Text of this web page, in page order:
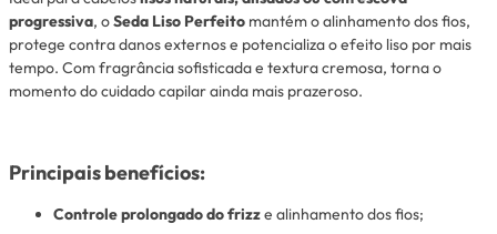
progressiva, oSeda Liso Perfeito mantém o alinhamento dos fios,
protege contra danos externos e potencializa o efeito liso por mais
tempo. Com fragrância sofisticada e textura cremosa, torna o
momento do cuidado capilar ainda mais prazeroso.
Principais benefícios:
Controle prolongado do frizze alinhamento dos fios;